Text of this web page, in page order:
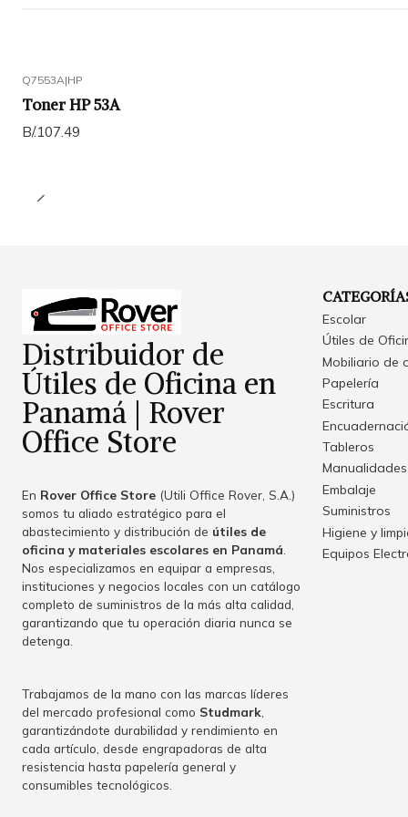
Q7553A|HP
Toner HP 53A
B/.107.49
Distribuidor de
Útiles de Oficina en
Panamá | Rover
Office Store
En Rover Office Store (Utili Office Rover, S.A.)
somos tu aliado estratégico para el
abastecimiento y distribución de útiles de
oficina y materiales escolares en Panamá
Nos especializamos en equipar a empresas,
instituciones y negocios locales con un catálogo
completo de suministros de la más alta calidad,
garantizando que tu operación diaria nunca se
detenga.
Trabajamos de la mano con las marcas líderes
del mercado profesional como Studmark
garantizándote durabilidad y rendimiento en
cada artículo, desde engrapadoras de alta
resistencia hasta papelería general y
consumibles tecnológicos.
Escolar
Útiles de
Mobiliario de
Papelería
Escritura
Tableros
Manualidades
Embalaje
Suministros
Higiene y
Equipos